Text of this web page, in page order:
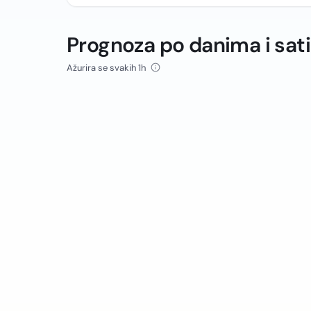
Prognoza po danima i
Ažurira se svakih 1h